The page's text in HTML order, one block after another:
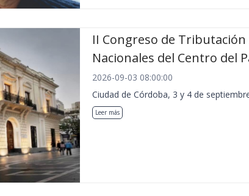
II Congreso de
Nacionales del Centro del
2026-09-03 08:00:00
Ciudad de Córdoba, 3 y 4 de
Leer más